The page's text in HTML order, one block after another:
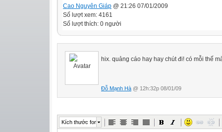
Cao Nguyên Giáp @ 21:26 07/01/2009
Số lượt xem: 4161
Số lượt thích: 0 người
hix. quảng cáo hay hay chút đi! có mỗi thế
Đỗ Mạnh Hà @ 12h:32p 08/01/09
Kích thước font